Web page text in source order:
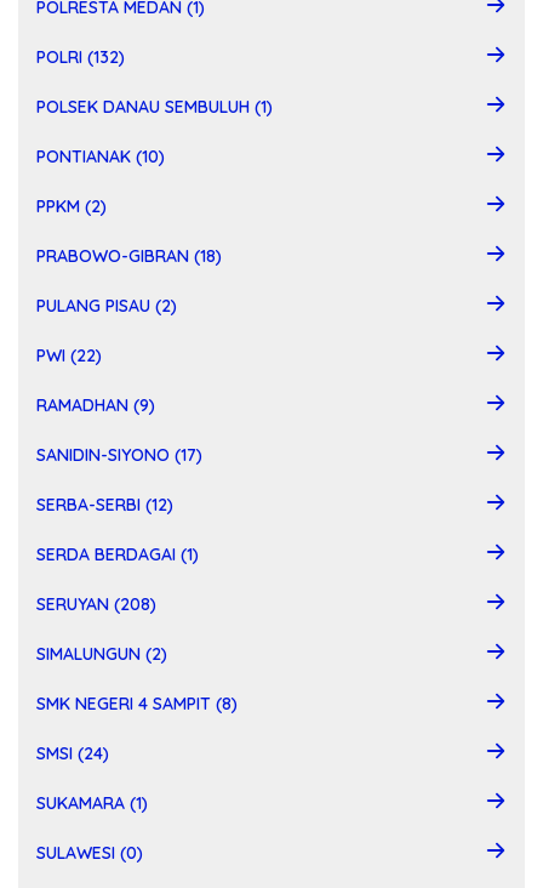
POLRESTA MEDAN (1)
POLRI (132)
POLSEK DANAU SEMBULUH (1)
PONTIANAK (10)
PPKM (2)
PRABOWO-GIBRAN (18)
PULANG PISAU (2)
PWI (22)
RAMADHAN (9)
SANIDIN-SIYONO (17)
SERBA-SERBI (12)
SERDA BERDAGAI (1)
SERUYAN (208)
SIMALUNGUN (2)
SMK NEGERI 4 SAMPIT (8)
SMSI (24)
SUKAMARA (1)
SULAWESI (0)